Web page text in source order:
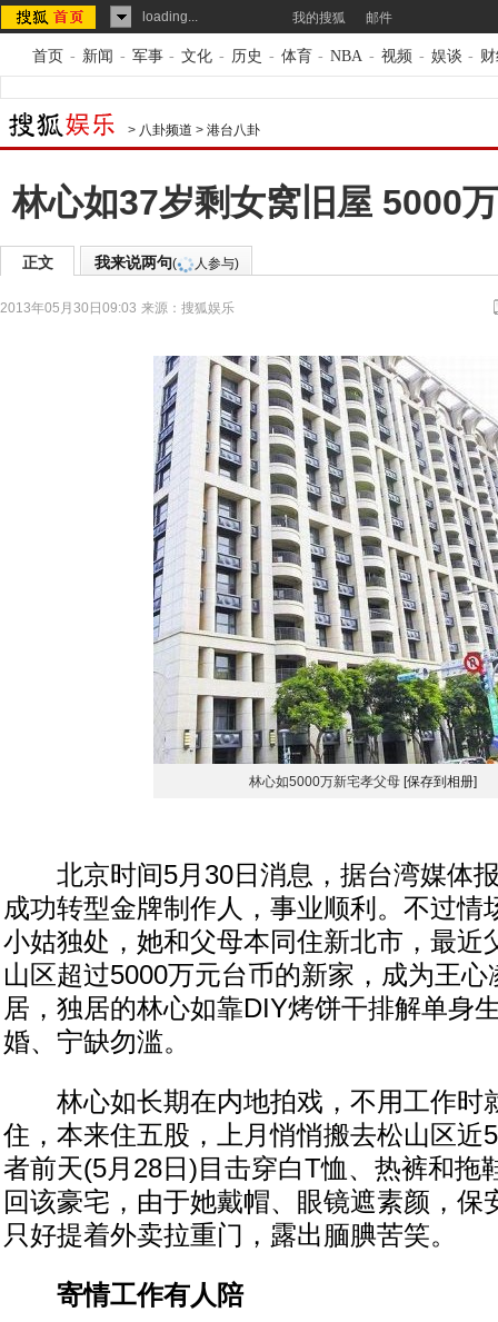
loading... 我的搜狐 邮件
首页 - 新闻 - 军事 - 文化 - 历史 - 体育 - NBA - 视频 - 娱谈 -
> 八卦频道 > 港台八卦
林心如37岁剩女窝旧屋 5000
正文 我来说两句( 人参与)
2013年05月30日09:03 来源： 搜狐娱乐
林心如5000万新宅孝父母 [保存到相册]
北京时间5月30日消息，据台湾媒体
成功转型金牌制作人，事业顺利。不过情
小姑独处，她和父母本同住新北市，最近
山区超过5000万元台币的新家，成为王
居，独居的林心如靠DIY烤饼干排解单身
婚、宁缺勿滥。
林心如长期在内地拍戏，不用工作时
住，本来住五股，上月悄悄搬去松山区近
者前天(5月28日)目击穿白T恤、热裤和拖
回该豪宅，由于她戴帽、眼镜遮素颜，保
只好提着外卖拉重门，露出腼腆苦笑。
寄情工作有人陪